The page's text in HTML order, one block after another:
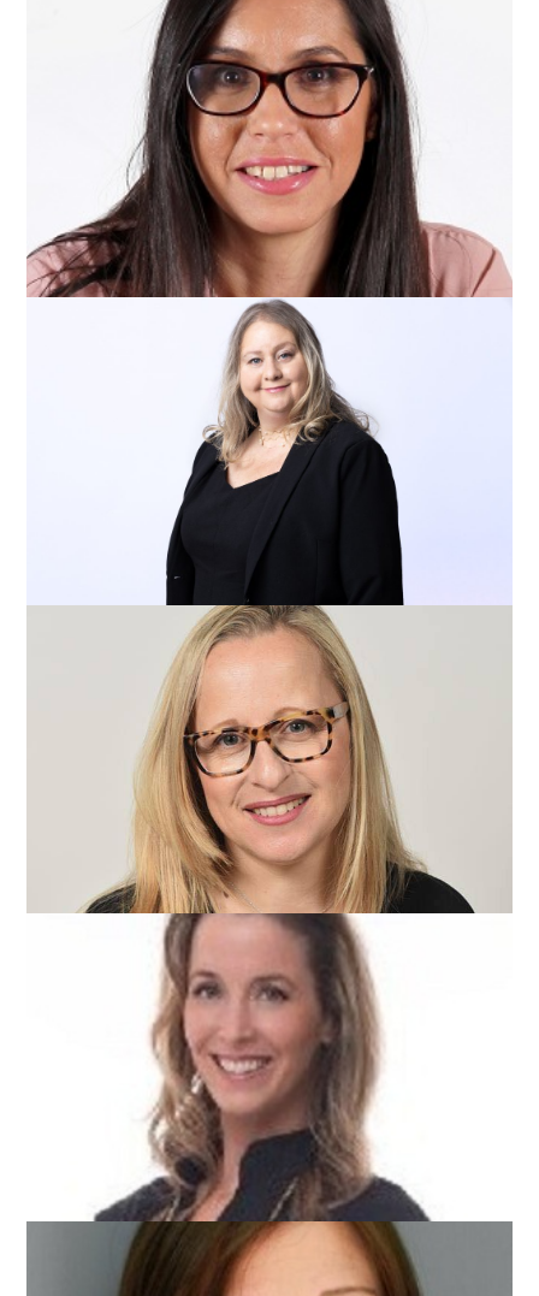
מירב באבאי
Linkatch
דנה בש שלח
iTalent
מירי גל בורט
EER Global
ורד ברק
Verint